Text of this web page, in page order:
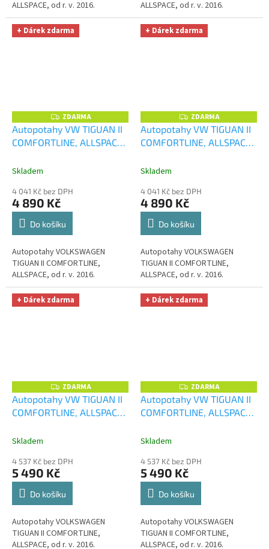
ALLSPACE, od r. v. 2016.
ALLSPACE, od r. v. 2016.
+ Dárek zdarma
Z
D
A
R
ZDARMA
Autopotahy VW TIGUAN II
COMFORTLINE, ALLSPACE,
UNIVERZÁL utěrka z
Microfiber zdarma v
hodnotě 299,-Kč
Skladem
4 041 Kč bez DPH
4 890 Kč
Do košíku
Autopotahy VOLKSWAGEN
TIGUAN II COMFORTLINE,
ALLSPACE, od r. v. 2016.
+ Dárek zdarma
Z
D
A
R
ZDARMA
Autopotahy VW TIGUAN II
COMFORTLINE, ALLSPACE,
UNIVERZÁL utěrka z
Microfiber zdarma v
hodnotě 299,-Kč
Skladem
4 041 Kč bez DPH
4 890 Kč
Do košíku
Autopotahy VOLKSWAGEN
TIGUAN II COMFORTLINE,
ALLSPACE, od r. v. 2016.
+ Dárek zdarma
Z
D
A
R
ZDARMA
Autopotahy VW TIGUAN II
COMFORTLINE, ALLSPACE,
+ OPTIMÁL utěrka na auto
zdarma v hodnotě 329,-Kč
Skladem
4 537 Kč bez DPH
5 490 Kč
Do košíku
Autopotahy VOLKSWAGEN
TIGUAN II COMFORTLINE,
ALLSPACE, od r. v. 2016.
+ Dárek zdarma
Z
D
A
R
ZDARMA
Autopotahy VW TIGUAN II
COMFORTLINE, ALLSPACE,
OPTIMÁL utěrka na auto i
zdarma v hodnotě 329,-Kč
Skladem
4 537 Kč bez DPH
5 490 Kč
Do košíku
Autopotahy VOLKSWAGEN
TIGUAN II COMFORTLINE,
ALLSPACE, od r. v. 2016.